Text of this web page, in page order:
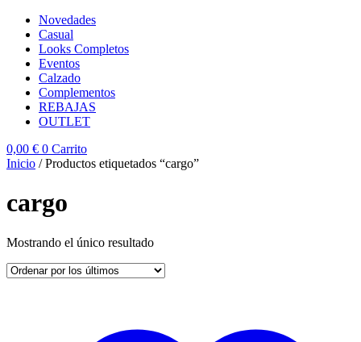
Novedades
Casual
Looks Completos
Eventos
Calzado
Complementos
REBAJAS
OUTLET
0,00 € 0 Carrito
Inicio / Productos etiquetados “cargo”
cargo
Mostrando el único resultado